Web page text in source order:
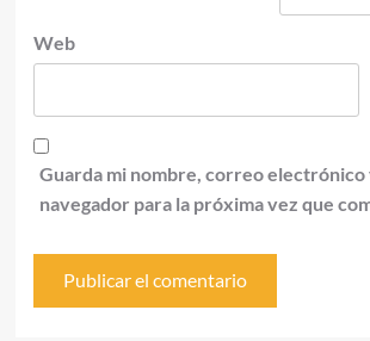
Web
Guarda mi nombre, correo electrónico
navegador para la próxima vez que